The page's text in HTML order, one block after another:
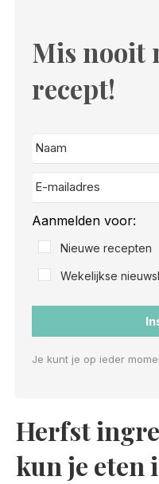
Mis nooit
recept!
Aanmelden voor:
Nieuwe recepten
Wekelijkse
Je kunt je op ieder
Herfst
kun je eten